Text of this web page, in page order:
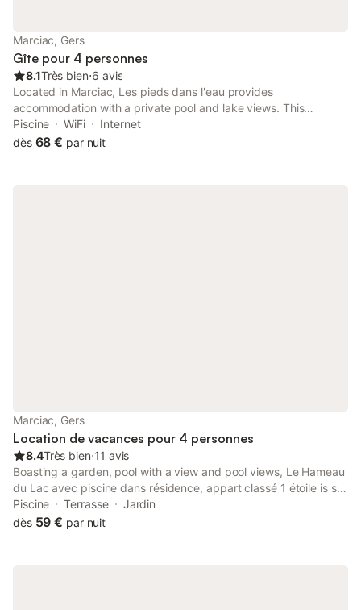
Marciac, Gers
Gîte pour 4 personnes
8.1Très bien⋅6 avis
Located in Marciac, Les pieds dans l'eau provides
accommodation with a private pool and lake views. This
property offers access to a terrace, free private parking and
free WiFi.
Piscine WiFi
Internet
dès 68 € par nuit
Marciac, Gers
Location de vacances pour 4 personnes
8.4Très bien⋅11 avis
Boasting a garden, pool with a view and pool views, Le Hameau
du Lac avec piscine dans résidence, appart classé 1 étoile is set
in Marciac. There is an in-house restaurant and free private
parking.
Piscine Terrasse
Jardin
dès 59 € par nuit